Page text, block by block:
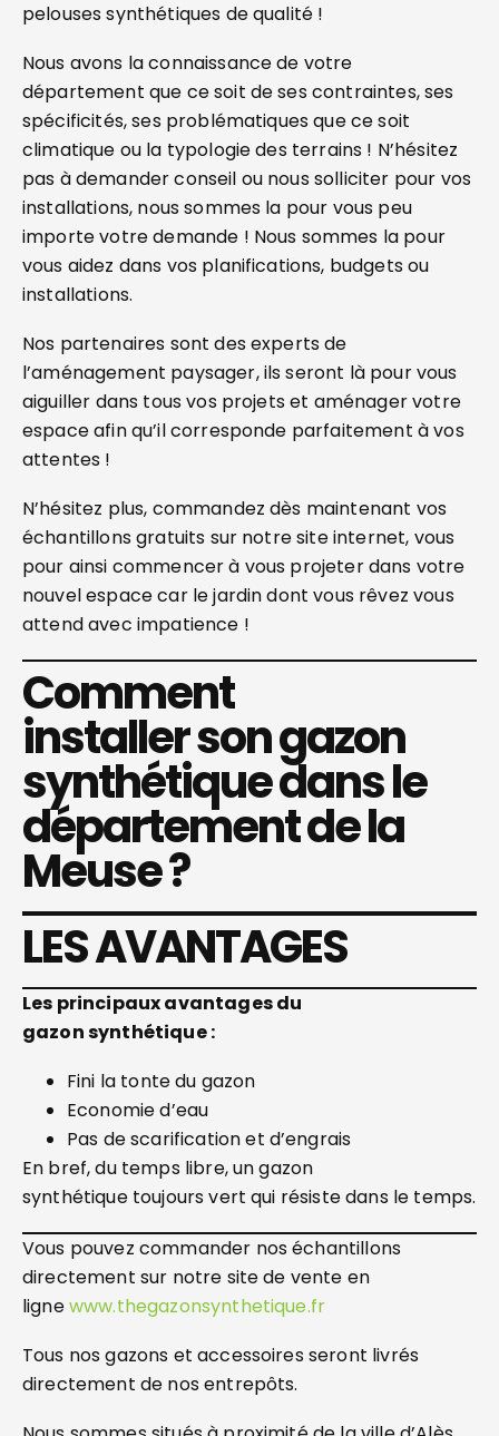
pelouses synthétiques de qualité !
Nous avons la connaissance de votre
département que ce soit de ses contraintes, ses
spécificités, ses problématiques que ce soit
climatique ou la typologie des terrains ! N’hésitez
pas à demander conseil ou nous solliciter pour vos
installations, nous sommes la pour vous peu
importe votre demande ! Nous sommes la pour
vous aidez dans vos planifications, budgets ou
installations.
Nos partenaires sont des experts de
l’aménagement paysager, ils seront là pour vous
aiguiller dans tous vos projets et aménager votre
espace afin qu’il corresponde parfaitement à vos
attentes !
N’hésitez plus, commandez dès maintenant vos
échantillons gratuits sur notre site internet, vous
pour ainsi commencer à vous projeter dans votre
nouvel espace car le jardin dont vous rêvez vous
attend avec impatience !
Comment
installer son gazon
synthétique dans le
département de la
Meuse ?
LES AVANTAGES
Les principaux avantages du
gazonsynthétique :
Fini la tonte du gazon
Economie d’eau
Pas de scarification et d’engrais
En bref, du temps libre, un gazon
synthétique toujours vert qui résiste dans le temps.
Vous pouvez commander nos échantillons
directement sur notre site de vente en
lignewww.thegazonsynthetique.fr
Tous nos gazons et accessoires seront livrés
directement de nos entrepôts.